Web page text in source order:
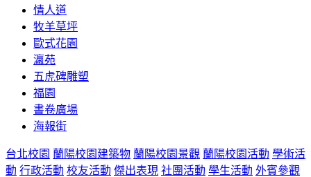
情人道
牧羊草坪
歐式花園
瀛苑
五虎碑雕塑
福園
書卷廣場
海報街
台北校園 蘭陽校園建築物 蘭陽校園景觀 蘭陽校園活動 學術活
動 行政活動 校友活動 傑出表現 社團活動 學生活動 外賓參觀